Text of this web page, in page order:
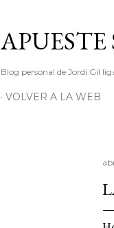
Blog personal de Jordi Gil
VOLVER A LA WEB